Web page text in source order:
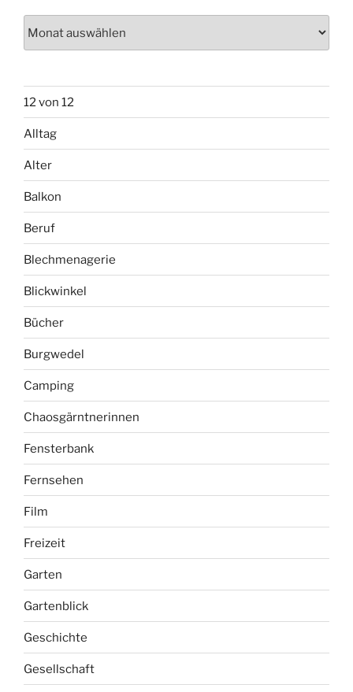
12 von 12
Alltag
Alter
Balkon
Beruf
Blechmenagerie
Blickwinkel
Bücher
Burgwedel
Camping
Chaosgärntnerinnen
Fensterbank
Fernsehen
Film
Freizeit
Garten
Gartenblick
Geschichte
Gesellschaft